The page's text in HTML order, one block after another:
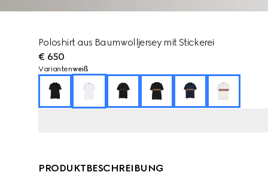
Poloshirt aus Baumwolljersey mit Stickerei
€ 650
Variantenweiß
PRODUKTBESCHREIBUNG